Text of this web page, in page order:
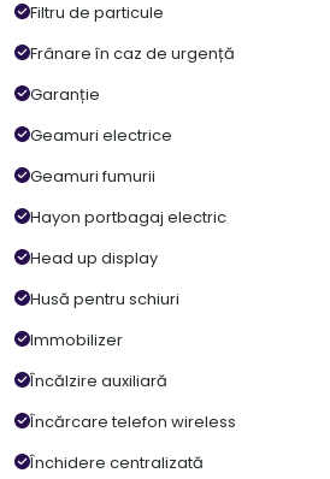
Filtru de particule
Frânare în caz de urgență
Garanție
Geamuri electrice
Geamuri fumurii
Hayon portbagaj electric
Head up display
Husă pentru schiuri
Immobilizer
Încălzire auxiliară
Încărcare telefon wireless
Închidere centralizată